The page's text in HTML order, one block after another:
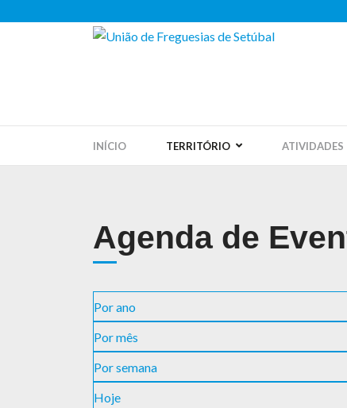
INÍCIO TERRITÓRIO ATIVIDADES
Agenda de
Por ano
Por mês
Por semana
Hoje